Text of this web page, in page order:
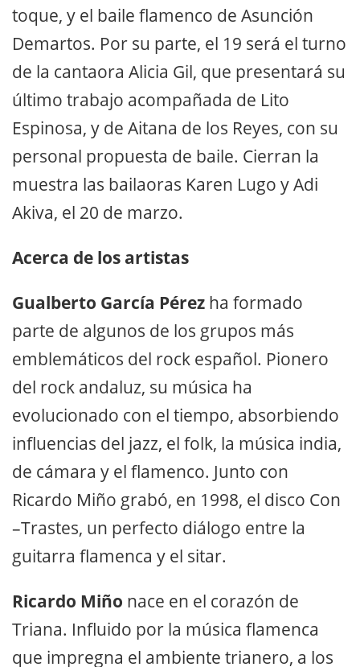
toque, y el baile flamenco de Asunción
Demartos. Por su parte, el 19 será el turno
de la cantaora Alicia Gil, que presentará su
último trabajo acompañada de Lito
Espinosa, y de Aitana de los Reyes, con su
personal propuesta de baile. Cierran la
muestra las bailaoras Karen Lugo y Adi
Akiva, el 20 de marzo.
Acerca de los artistas
Gualberto García Pérez ha formado
parte de algunos de los grupos más
emblemáticos del rock español. Pionero
del rock andaluz, su música ha
evolucionado con el tiempo, absorbiendo
influencias del jazz, el folk, la música india,
de cámara y el flamenco. Junto con
Ricardo Miño grabó, en 1998, el disco Con
–Trastes, un perfecto diálogo entre la
guitarra flamenca y el sitar.
Ricardo Miño nace en el corazón de
Triana. Influido por la música flamenca
que impregna el ambiente trianero, a los